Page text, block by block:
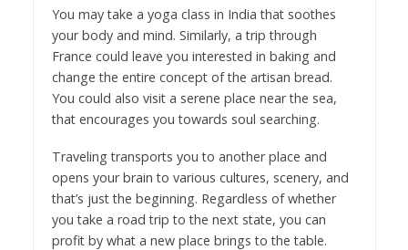
You may take a yoga class in India that soothes
your body and mind. Similarly, a trip through
France could leave you interested in baking and
change the entire concept of the artisan bread.
You could also visit a serene place near the sea,
that encourages you towards soul searching.
Traveling transports you to another place and
opens your brain to various cultures, scenery, and
that’s just the beginning. Regardless of whether
you take a road trip to the next state, you can
profit by what a new place brings to the table.